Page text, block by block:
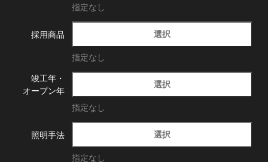
指定なし
採用商品 選択
指定なし
竣工年・
オープン年
選択
指定なし
照明手法 選択
指定なし